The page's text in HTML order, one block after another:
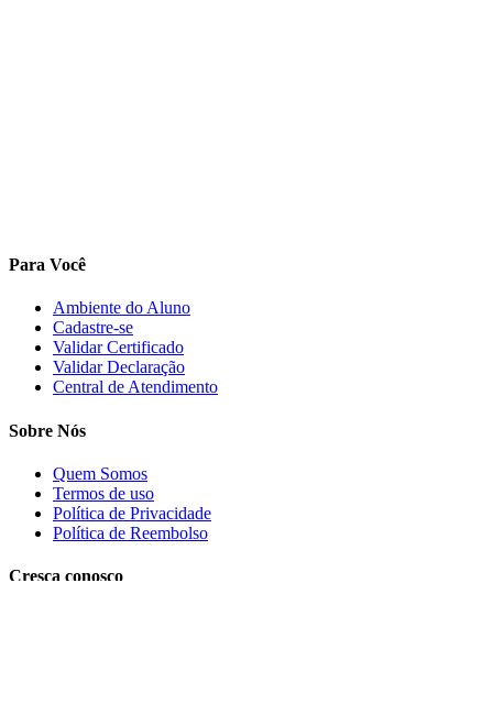
Para Você
Ambiente do Aluno
Cadastre-se
Validar Certificado
Validar Declaração
Central de Atendimento
Sobre Nós
Quem Somos
Termos de uso
Política de Privacidade
Política de Reembolso
Cresça conosco